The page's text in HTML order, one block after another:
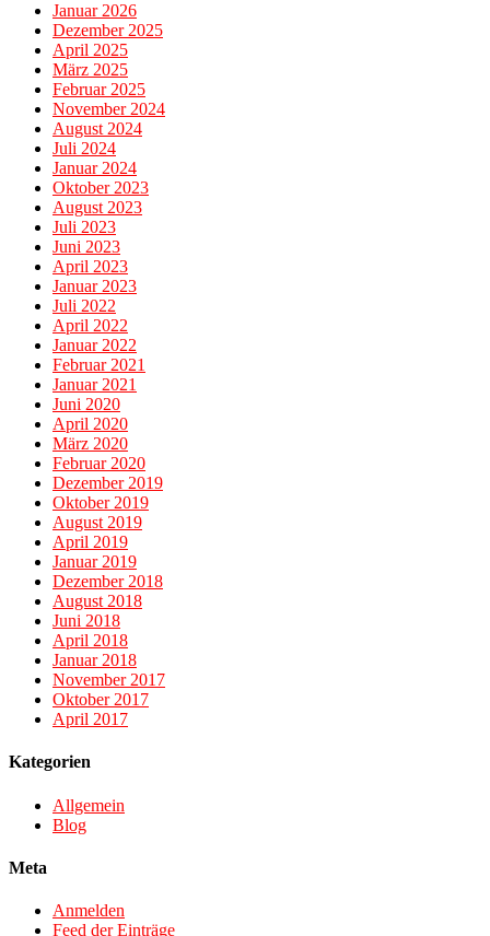
Januar 2026
Dezember 2025
April 2025
März 2025
Februar 2025
November 2024
August 2024
Juli 2024
Januar 2024
Oktober 2023
August 2023
Juli 2023
Juni 2023
April 2023
Januar 2023
Juli 2022
April 2022
Januar 2022
Februar 2021
Januar 2021
Juni 2020
April 2020
März 2020
Februar 2020
Dezember 2019
Oktober 2019
August 2019
April 2019
Januar 2019
Dezember 2018
August 2018
Juni 2018
April 2018
Januar 2018
November 2017
Oktober 2017
April 2017
Kategorien
Allgemein
Blog
Meta
Anmelden
Feed der Einträge